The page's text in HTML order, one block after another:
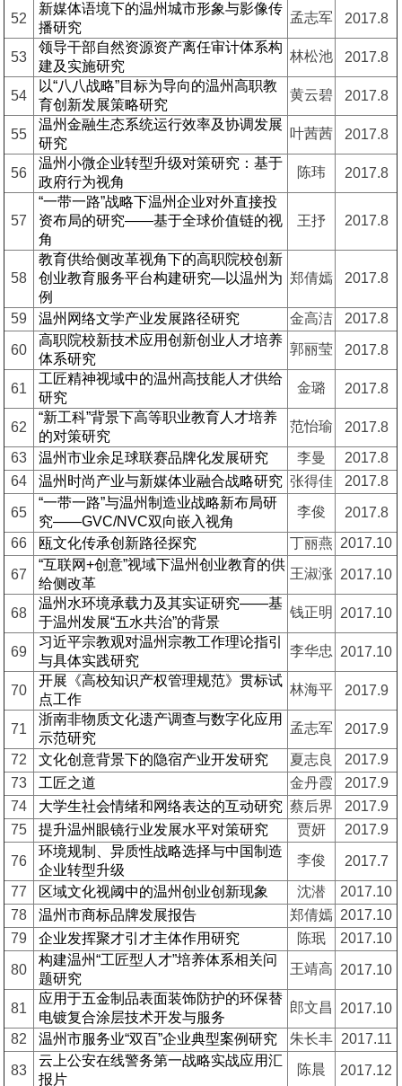
52
新媒体语境下的温州城市形象与影像传
播研究
孟志军 2017.8
53
领导干部自然资源资产离任审计体系构
建及实施研究
林松池 2017.8
54
以“八八战略”目标为导向的温州高职教
育创新发展策略研究
黄云碧 2017.8
55
温州金融生态系统运行效率及协调发展
研究
叶茜茜 2017.8
56
温州小微企业转型升级对策研究：基于
政府行为视角
陈玮 2017.8
57
“一带一路”战略下温州企业对外直接投
资布局的研究——基于全球价值链的视
角
王抒 2017.8
58
教育供给侧改革视角下的高职院校创新
创业教育服务平台构建研究—以温州为
例
郑倩嫣 2017.8
59 温州网络文学产业发展路径研究 金高洁 2017.8
60
高职院校新技术应用创新创业人才培养
体系研究
郭丽莹 2017.8
61
工匠精神视域中的温州高技能人才供给
研究
金璐 2017.8
62
“新工科”背景下高等职业教育人才培养
的对策研究
范怡瑜
2017.8
63
温州市业余足球联赛品牌化发展研究 李曼
2017.8
64
温州时尚产业与新媒体业融合战略研究 张得佳 2017.8
65
“一带一路”与温州制造业战略新布局研
究——GVC/NVC双向嵌入视角
李俊
2017.8
66
瓯文化传承创新路径探究 丁丽燕 2017.10
67
“互联网+创意”视域下温州创业教育的供
给侧改革
王淑涨 2017.10
68
温州水环境承载力及其实证研究——基
于温州发展“五水共治”的背景
钱正明 2017.10
69
习近平宗教观对温州宗教工作理论指引
与具体实践研究
李华忠 2017.10
70
开展《高校知识产权管理规范》贯标试
点工作
林海平 2017.9
71
浙南非物质文化遗产调查与数字化应用
示范研究
孟志军
2017.9
72
文化创意背景下的隐宿产业开发研究 夏志良
2017.9
73
工匠之道 金丹霞
2017.9
74
大学生社会情绪和网络表达的互动研究 蔡后界
2017.9
75
提升温州眼镜行业发展水平对策研究 贾妍 2017.9
76
环境规制、异质性战略选择与中国制造
企业转型升级
李俊
2017.7
77
区域文化视阈中的温州创业创新现象 沈潜
2017.10
78
温州市商标品牌发展报告 郑倩嫣 2017.10
79
企业发挥聚才引才主体作用研究 陈珉 2017.10
80
构建温州“工匠型人才”培养体系相关问
题研究
王靖高 2017.10
81
应用于五金制品表面装饰防护的环保替
电镀复合涂层技术开发与服务
郎文昌
2017.10
82
温州市服务业“双百”企业典型案例研究 朱长丰 2017.11
83
云上公安在线警务第一战略实战应用汇
报片
陈晨 2017.12